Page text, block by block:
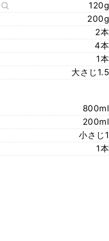
120g
200g
2本
4本
1本
大さじ1.5
800ml
200ml
小さじ1
1本